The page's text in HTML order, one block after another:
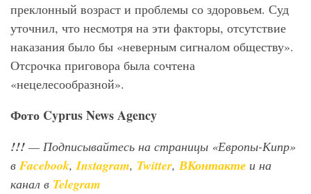
преклонный возраст и проблемы со здоровьем. Суд
уточнил, что несмотря на эти факторы, отсутствие
наказания было бы «неверным сигналом обществу».
Отсрочка приговора была сочтена
«нецелесообразной».
Фото CyprusNewsAgency
!!! — Подписывайтесь на страницы «Европы-Кипр»
вFacebook,Instagram, Twitter, ВКонтакте и на
канал в Telegram